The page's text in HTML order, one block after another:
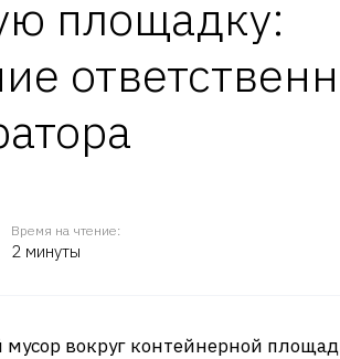
площадку:
Время на чтение:
2 минуты
вокруг контейнерной